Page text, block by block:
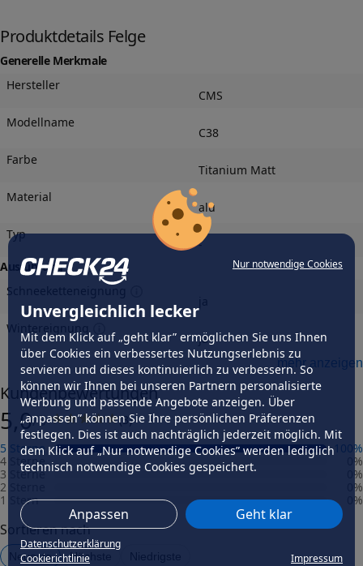
Nur notwendige Cookies
Unvergleichlich lecker
Mit dem Klick auf „geht klar” ermöglichen Sie uns Ihnen
über Cookies ein verbessertes Nutzungserlebnis zu
servieren und dieses kontinuierlich zu verbessern. So
können wir Ihnen bei unseren Partnern personalisierte
Werbung und passende Angebote anzeigen. Über
„anpassen” können Sie Ihre persönlichen Präferenzen
festlegen. Dies ist auch nachträglich jederzeit möglich. Mit
dem Klick auf „Nur notwendige Cookies” werden lediglich
technisch notwendige Cookies gespeichert.
Anpassen Geht klar
Datenschutzerklärung
Cookierichtlinie
Impressum
Produktdetails Felge
Generelle Merkmale
Hersteller
CMS
Modellname
C38
Farbe
Titanium Matt
Material
alu
Typ
-
Ausführung
Schneeketteneignung
Wintereignung
ja
Felgengutachten
Eintragungsfrei
-
Freigabe
-
Gutachten Link
-
Fahrzeug wählen und Felgengutachten erhalten
Dimension
Breite (in Zoll)
mehr anzeigen
Kundenbewertungen
5,0/5 (3 )
5 Sterne
100%
4 Sterne
%
3 Sterne
%
2 Sterne
%
1 Stern
%
Sortieren nach
Neueste Höchste